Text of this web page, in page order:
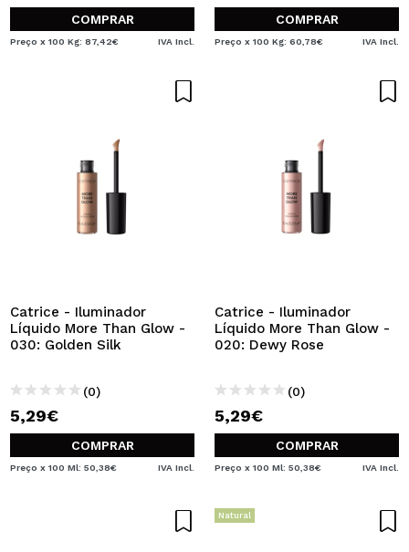
COMPRAR
Preço x 100 Kg: 87,42€ IVA Incl.
COMPRAR
Preço x 100 Kg: 60,78€ IVA Incl.
Catrice - Iluminador
Líquido More Than Glow -
030: Golden Silk
(0)
5,29€
COMPRAR
Preço x 100 Ml: 50,38€ IVA Incl.
Catrice - Iluminador
Líquido More Than Glow -
020: Dewy Rose
(0)
5,29€
COMPRAR
Preço x 100 Ml: 50,38€ IVA Incl.
Natural